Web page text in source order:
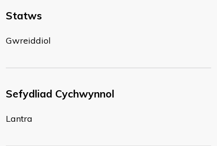
Statws
Gwreiddiol
Sefydliad Cychwynnol
Lantra